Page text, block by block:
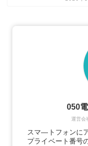
運営会
050
スマ―トフォンに
プライベート番号